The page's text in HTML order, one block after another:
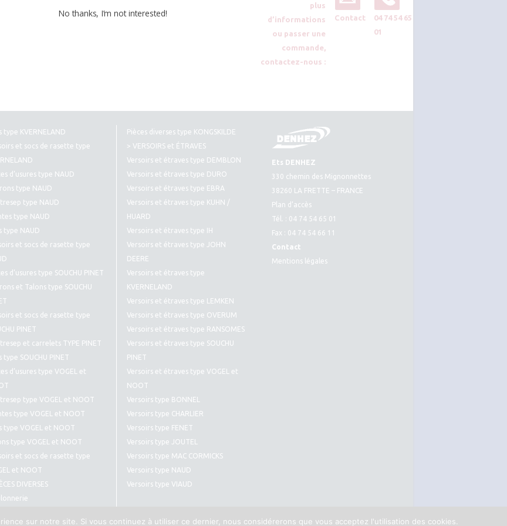
plus
d’informations
ou passer une
commande,
contactez-nous :
Contact
04 74 54 65
01
type KVERNELAND
et socs de rasette type
d’usures type NAUD
type NAUD
type NAUD
type NAUD
type NAUD
et socs de rasette type
d’usures type SOUCHU PINET
et Talons type SOUCHU
et socs de rasette type
PINET
et carrelets TYPE PINET
type SOUCHU PINET
d’usures type VOGEL et
type VOGEL et NOOT
type VOGEL et NOOT
type VOGEL et NOOT
type VOGEL et NOOT
et socs de rasette type
et NOOT
DIVERSES
Pièces diverses type KONGSKILDE
> VERSOIRS et ÉTRAVES
Versoirs et étraves type DEMBLON
Versoirs et étraves type DURO
Versoirs et étraves type EBRA
Versoirs et étraves type KUHN /
HUARD
Versoirs et étraves type IH
Versoirs et étraves type JOHN
DEERE
Versoirs et étraves type
KVERNELAND
Versoirs et étraves type LEMKEN
Versoirs et étraves type OVERUM
Versoirs et étraves type RANSOMES
Versoirs et étraves type SOUCHU
PINET
Versoirs et étraves type VOGEL et
NOOT
Versoirs type BONNEL
Versoirs type CHARLIER
Versoirs type FENET
Versoirs type JOUTEL
Versoirs type MAC CORMICKS
Versoirs type NAUD
Versoirs type VIAUD
Ets DENHEZ
330 chemin des Mignonnettes
38260 LA FRETTE – FRANCE
Plan d’accès
Tél. : 04 74 54 65 01
Fax : 04 74 54 66 11
Contact
Mentions légales
No thanks, I’m not interested!
sur notre site. Si vous continuez à utiliser ce dernier, nous considérerons que vous acceptez l'utilisation des cookies.